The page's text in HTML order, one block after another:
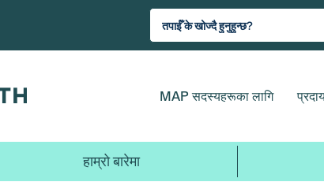
MAP सदस्यहरूका लागि
हाम्रो बारेमा